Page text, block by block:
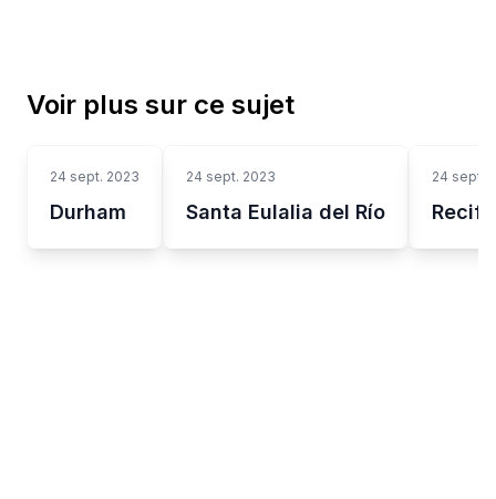
Voir plus sur ce sujet
24 sept. 2023
Durham
24 sept. 2023
Santa Eulalia del Río
24 sept.
Recife